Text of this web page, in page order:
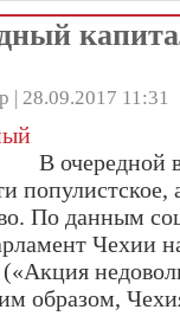
| 28.09.2017 11:31
В очередной
популистское,
По данным
Чехии
образом,